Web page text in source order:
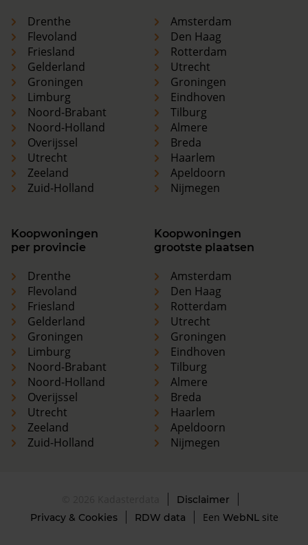
Drenthe
Flevoland
Friesland
Gelderland
Groningen
Limburg
Noord-Brabant
Noord-Holland
Overijssel
Utrecht
Zeeland
Zuid-Holland
Amsterdam
Den Haag
Rotterdam
Utrecht
Groningen
Eindhoven
Tilburg
Almere
Breda
Haarlem
Apeldoorn
Nijmegen
Koopwoningen
per provincie
Drenthe
Flevoland
Friesland
Gelderland
Groningen
Limburg
Noord-Brabant
Noord-Holland
Overijssel
Utrecht
Zeeland
Zuid-Holland
Koopwoningen
grootste plaatsen
Amsterdam
Den Haag
Rotterdam
Utrecht
Groningen
Eindhoven
Tilburg
Almere
Breda
Haarlem
Apeldoorn
Nijmegen
Disclaimer
Privacy & Cookies
RDW data Een WebNLsite